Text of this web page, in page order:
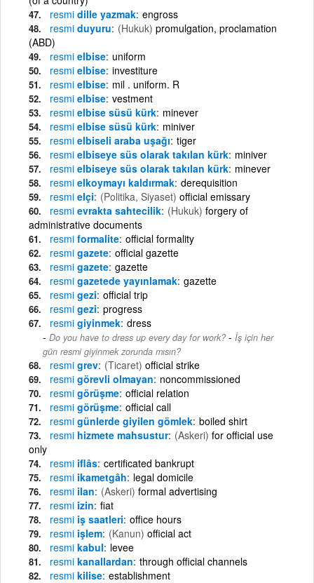
resmi dille yazmak engross
resmi duyuru (Hukuk) promulgation, proclamation
(ABD)
resmi elbise uniform
resmi elbise investiture
resmi elbise mil . uniform. R
resmi elbise vestment
resmi elbise süsü kürk minever
resmi elbise süsü kürk miniver
resmi elbiseli araba uşağı tiger
resmi elbiseye süs olarak takılan kürk miniver
resmi elbiseye süs olarak takılan kürk minever
resmi elkoymayı kaldırmak derequisition
resmi elçi (Politika, Siyaset) official emissary
resmi evrakta sahtecilik (Hukuk) forgery of
administrative documents
resmi formalite official formality
resmi gazete official gazette
resmi gazete gazette
resmi gazetede yayınlamak gazette
resmi gezi official trip
resmi gezi progress
resmi giyinmek dress
Do you have to dress up every day for work? - İş için her
gün resmi giyinmek zorunda mısın?
resmi grev (Ticaret) official strike
resmi görevli olmayan noncommissioned
resmi görüşme official relation
resmi görüşme official call
resmi günlerde giyilen gömlek boiled shirt
resmi hizmete mahsustur (Askeri) for official use
only
resmi iflâs certificated bankrupt
resmi ikametgâh legal domicile
resmi ilan (Askeri) formal advertising
resmi izin fiat
resmi iş saatleri office hours
resmi işlem (Kanun) official act
resmi kabul levee
resmi kanallardan through official channels
resmi kilise establishment